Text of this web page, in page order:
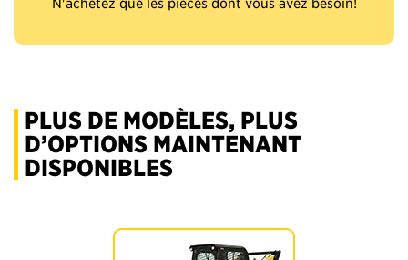
PLUS DE MODÈLES, PLUS
D’OPTIONS MAINTENANT
DISPONIBLES